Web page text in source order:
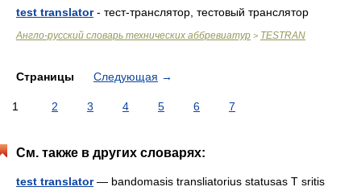
test translator- тест-транслятор, тестовый транслятор
Англо-русский словарь технических аббревиатур > TESTRAN
Страницы Следующая →
1 2 3 4 5 6 7
См. также в других словарях:
test translator— bandomasis transliatorius statusas T sritis